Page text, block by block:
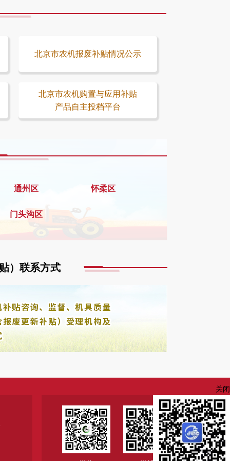
北京市农机报废补贴情况公示
北京市农机购置与应用补贴
产品自主投档平台
通州区 怀柔区
门头沟区
）联系方式
关闭